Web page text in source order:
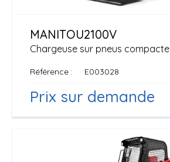
Chargeuse sur pneus compacte
MANITOU2100V
Référence E003028
Prix sur demande